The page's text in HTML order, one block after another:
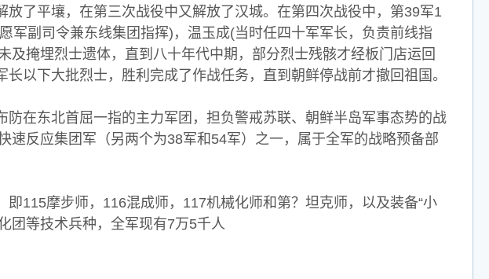
了平壤，在第三次战役中又解放了汉城。在第四次战役中，第39军1
军副司令兼东线集团指挥)，温玉成(当时任四十军军长，负责前线指
掩埋烈士遗体，直到八十年代中期，部分烈士残骸才经板门店运回
以下大批烈士，胜利完成了作战任务，直到朝鲜停战前才撤回祖国。
北首屈一指的主力军团，担负警戒苏联、朝鲜半岛军事态势的战
反应集团军（另两个为38军和54军）之一，属于全军的战略预备部
摩步师，116混成师，117机械化师和第？坦克师，以及装备“小
团等技术兵种，全军现有7万5千人